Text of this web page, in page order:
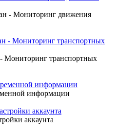
- Мониторинг движения
Мониторинг транспортных
информации
аккаунта